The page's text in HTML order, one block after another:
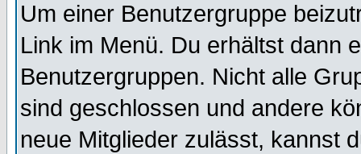
Um einer Benutzergruppe
Link im Menü. Du erhältst dann
Benutzergruppen. Nicht alle
sind geschlossen und andere
neue Mitglieder zulässt, kannst